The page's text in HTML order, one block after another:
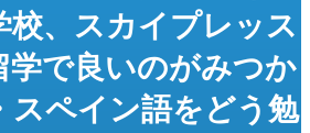
校、スカイプレッス
学で良いのがみつか
スペイン語をどう勉